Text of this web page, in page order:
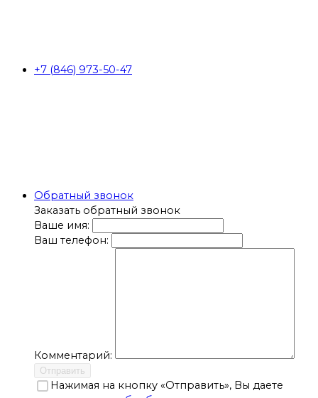
+7 (846) 973-50-47
Обратный звонок
Заказать обратный звонок
Ваше имя:
Ваш телефон:
Комментарий:
Отправить
Нажимая на кнопку «Отправить», Вы даете